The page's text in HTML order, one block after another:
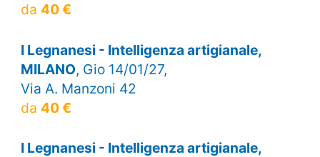
da 40 €
I Legnanesi - Intelligenza artigianale,
MILANO, Gio 14/01/27,
Via A. Manzoni 42
da 40 €
I Legnanesi - Intelligenza artigianale,